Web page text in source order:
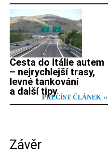
Cesta do Itálie autem
– nejrychlejší trasy,
levné tankování
a další tipy
PŘEČÍST ČLÁNEK ››
Závěr